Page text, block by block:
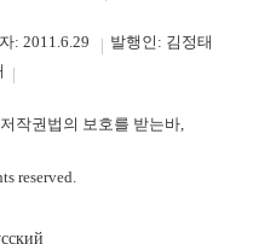
: 2011.6.29
발행인: 김정태
작권법의 보호를 받는바,
reserved.